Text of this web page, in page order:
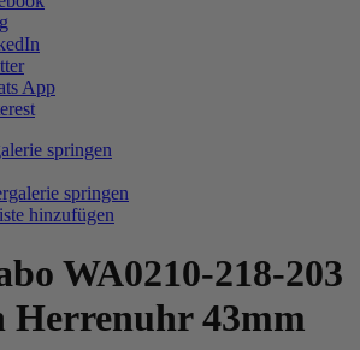
springen
springen
hinzufügen
WA0210-218-203
Herrenuhr 43mm